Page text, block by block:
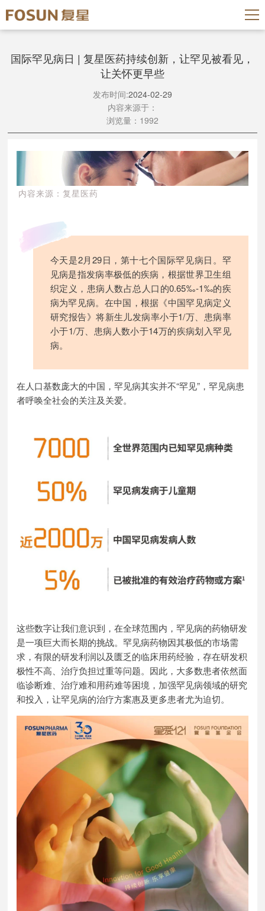
国际罕见病日 | 复星医药持续创新，让罕见被看见，
让关怀更早些
发布时间:2024-02-29
内容来源于：
浏览量：1992
内容来源：复星医药
今天是2月29日，第十七个国际罕见病日。罕
见病是指发病率极低的疾病，根据世界卫生组
织定义，患病人数占总人口的0.65‰-1‰的疾
病为罕见病。在中国，根据《中国罕见病定义
研究报告》将新生儿发病率小于1/万、患病率
小于1/万、患病人数小于14万的疾病划入罕见
病。
在人口基数庞大的中国，罕见病其实并不“罕见”，罕见病患
者呼唤全社会的关注及关爱。
这些数字让我们意识到，在全球范围内，罕见病的药物研发
是一项巨大而长期的挑战。罕见病药物因其极低的市场需
求，有限的研发利润以及匮乏的临床用药经验，存在研发积
极性不高、治疗负担过重等问题。因此，大多数患者依然面
临诊断难、治疗难和用药难等困境，加强罕见病领域的研究
和投入，让罕见病的治疗方案惠及更多患者尤为迫切。